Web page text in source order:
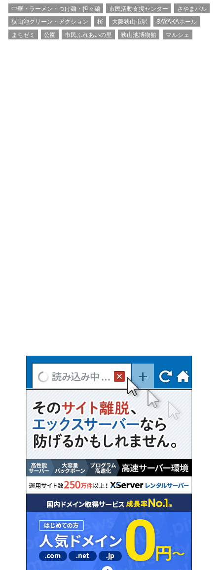
中華・ラーメン・つけ麺・担々麺
市民活動支援センター
さやまバル
狭山池クリーン・アクション
桜 大阪狭山市駅
SAYAKAホール
まちゼミ
公園 市民ふれあいの里 狭山池博物館 マルシェ